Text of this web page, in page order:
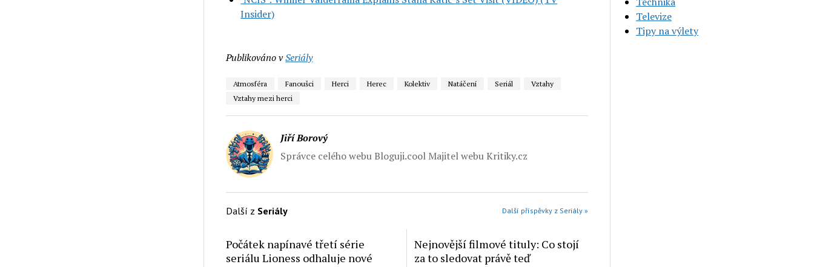
Insider)
Publikováno vSeriály
Atmosféra Fanoušci Herci Herec Kolektiv Natáčení Seriál
Vztahy
Vztahy mezi herci
Jiří Borový
Správce celého webu Bloguji.cool Majitel webu Kritiky.cz
Další z Seriály Další příspěvky z Seriály »
Počátek napínavé třetí série
seriálu Lioness odhaluje nové
Nejnovější filmové tituly: Co stojí
za to sledovat právě teď
Televize
Tipy na výlety